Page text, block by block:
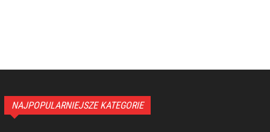
NAJPOPULARNIEJSZE KATEGORIE